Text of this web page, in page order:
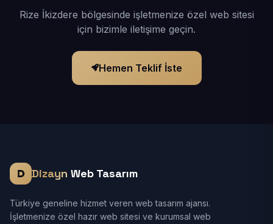
Rize İkizdere bölgesinde işletmenize özel web sitesi
için bizimle iletişime geçin.
Hemen Teklif İste
Dizayn Web Tasarım
Türkiye geneline hizmet veren web tasarım ajansı.
İşletmenize özel hazır web sitesi ve kurumsal web